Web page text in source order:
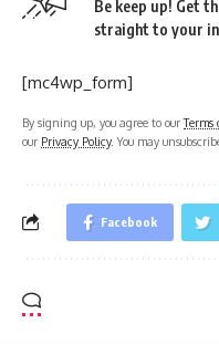
Be keep up! Get
straight to your
[mc4wp_form]
By signing up, you agree to ourTerms
our Privacy Policy. You may
Facebook